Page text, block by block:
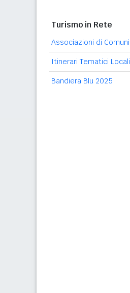
Turismo in Rete
Associazioni di Comuni
Itinerari Tematici Locali
Bandiera Blu 2025